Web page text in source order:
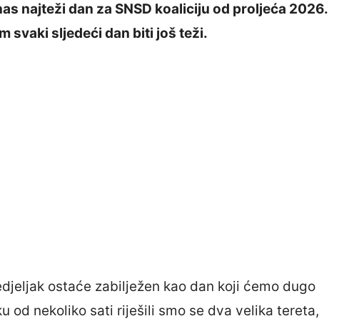
najteži dan za SNSD koaliciju od proljeća 2026.
svaki sljedeći dan biti još teži.
ostaće zabilježen kao dan koji ćemo dugo
od nekoliko sati riješili smo se dva velika tereta,